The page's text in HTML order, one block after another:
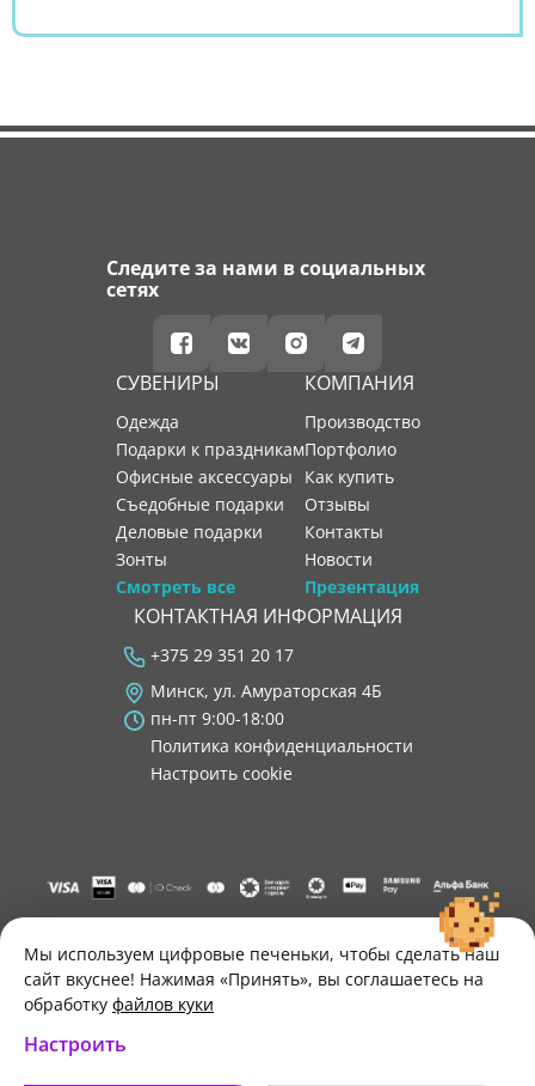
Следите за нами в социальных
сетях
СУВЕНИРЫ
Одежда
Подарки к праздникам
Офисные аксессуары
Съедобные подарки
Деловые подарки
Зонты
Смотреть все
КОМПАНИЯ
производство
портфолио
как купить
отзывы
контакты
новости
Презентация
КОНТАКТНАЯ ИНФОРМАЦИЯ
+375 29 351 20 17
Минск, ул. Амураторская 4Б
пн-пт 9:00-18:00
Политика конфиденциальности
Настроить cookie
"ООО "Лигатура", УНП 193602931, Республика Беларусь, 220004,
г. Минск, ул. Амураторская, 4Б, цокольный этаж, помещение 3.
Р/с BY34 ALFA 3012 2B24 8200 1027 0000"
Свидетельство о государственной регистрации №193602931
выдано Минским горисполкомом 30.11.2021 г.
Мы используем цифровые печеньки, чтобы сделать наш
сайт вкуснее! Нажимая «Принять», вы соглашаетесь на
обработку файлов куки
Настроить